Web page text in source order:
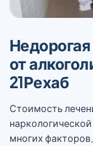
от
21Рехаб
Стоимость
многих